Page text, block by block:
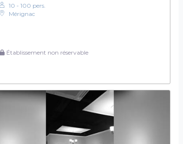
10 - 100 pers.
Mérignac
Établissement non réservable